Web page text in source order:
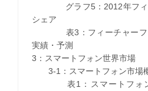
グラフ5：2012年フィー
シェア
表3：フィーチャーフ
実績・予測
3：スマートフォン世界市場
3-1：スマートフォン市場
表1：スマートフォン